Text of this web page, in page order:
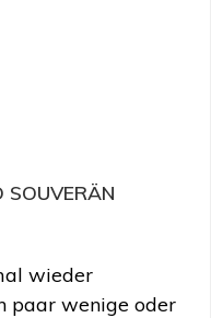
SOUVERÄN
wieder
paar wenige oder